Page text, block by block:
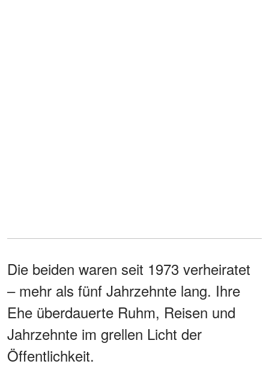
Die beiden waren seit 1973 verheiratet
– mehr als fünf Jahrzehnte lang. Ihre
Ehe überdauerte Ruhm, Reisen und
Jahrzehnte im grellen Licht der
Öffentlichkeit.